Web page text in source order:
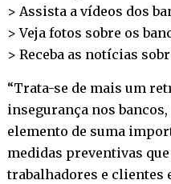
> Assista a vídeos dos
> Veja fotos sobre os
> Receba as notícias
“Trata-se de mais um
insegurança nos
elemento de suma
medidas preventivas
trabalhadores e clientes